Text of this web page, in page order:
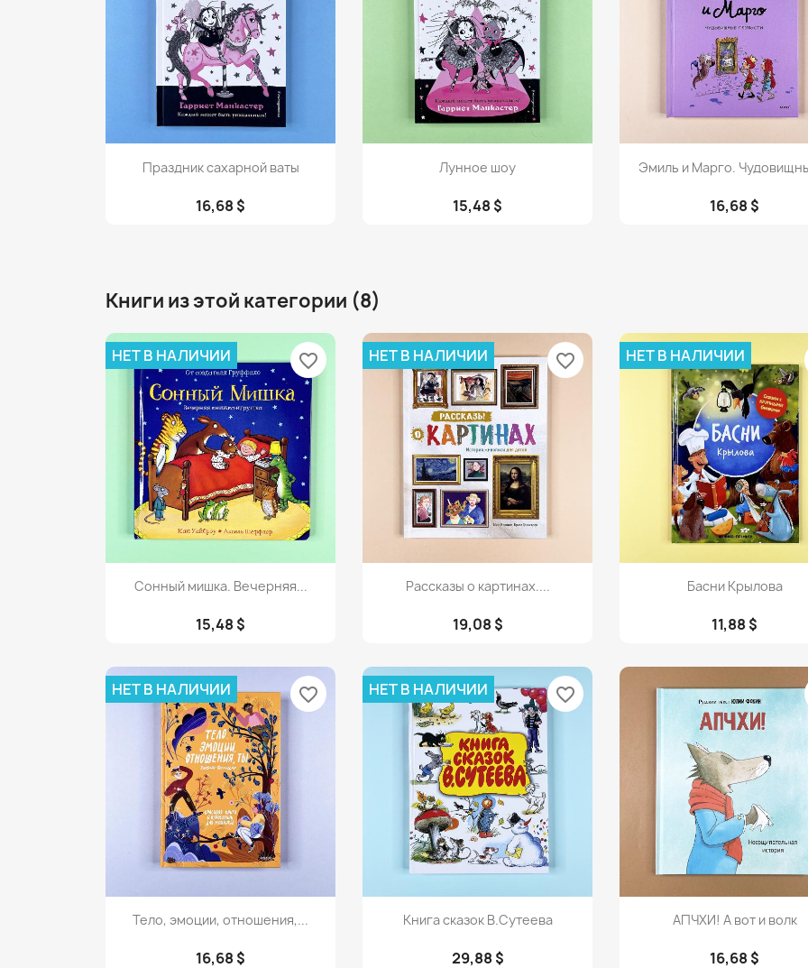
Просмотр
Праздник сахарной ваты
16,68 $
Просмотр
Лунное шоу
15,48 $
Просмотр
Эмиль и Марго.
16,68 $
Книги из этой категории (8)
Просмотр
Сонный мишка. Вечерняя...
15,48 $
НЕТ В НАЛИЧИИ favorite_border
Просмотр
Рассказы о картинах....
19,08 $
НЕТ В НАЛИЧИИ favorite_border
Просмотр
Басни Крылова
11,88 $
НЕТ В НАЛИЧИИ
Просмотр
Тело, эмоции, отношения,...
16,68 $
НЕТ В НАЛИЧИИ favorite_border
Просмотр
Книга сказок В.Сутеева
29,88 $
НЕТ В НАЛИЧИИ favorite_border
Просмотр
АПЧХИ! А вот и волк
16,68 $